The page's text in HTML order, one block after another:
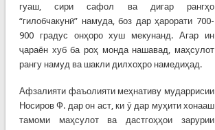
гуаш, сири сафол ва дигар рангҳо
“гилобчакунӣ” намуда, боз дар ҳарорати 700-
900 градус онҳоро хуш мекунанд. Агар ин
ҷараён хуб ба роҳ монда нашавад, маҳсулот
рангу намуд ва шакли дилхоҳро намедиҳад.
Афзалияти фаъолияти меҳнативу мударрисии
Носиров Ф. дар он аст, ки ӯ дар муҳити хонааш
тамоми маҳсулот ва дастгоҳҳои зарурии